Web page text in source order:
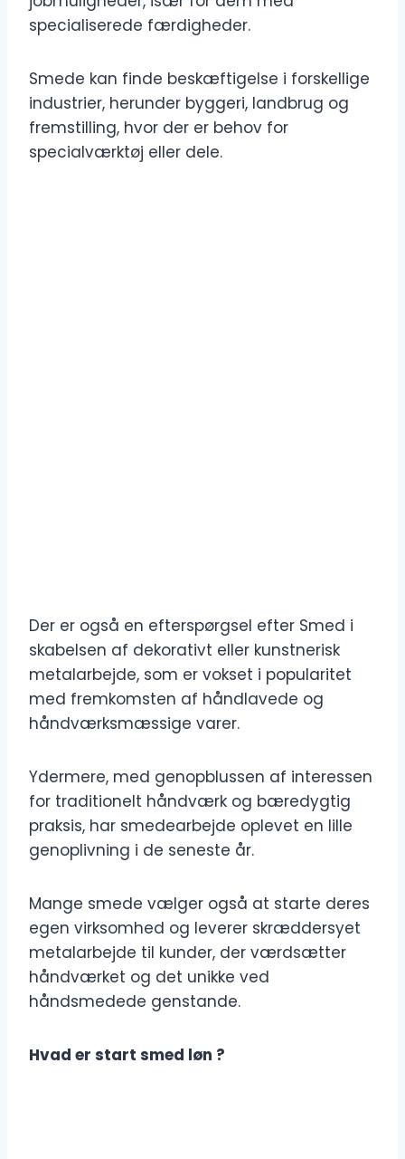
specialiserede færdigheder.
Smede kan finde beskæftigelse i forskellige
industrier, herunder byggeri, landbrug og
fremstilling, hvor der er behov for
specialværktøj eller dele.
Der er også en efterspørgsel efter Smed i
skabelsen af ​​dekorativt eller kunstnerisk
metalarbejde, som er vokset i popularitet
med fremkomsten af ​​håndlavede og
håndværksmæssige varer.
Ydermere, med genopblussen af ​​interessen
for traditionelt håndværk og bæredygtig
praksis, har smedearbejde oplevet en lille
genoplivning i de seneste år.
Mange smede vælger også at starte deres
egen virksomhed og leverer skræddersyet
metalarbejde til kunder, der værdsætter
håndværket og det unikke ved
håndsmedede genstande.
Hvad er start smed løn ?